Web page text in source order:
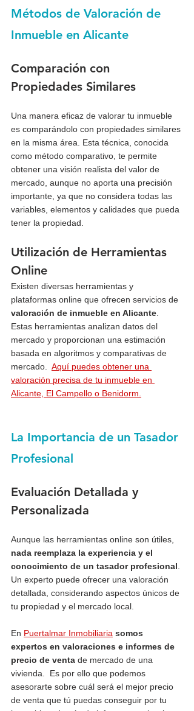
Métodos de Valoración de
Inmueble en Alicante
Comparación con
Propiedades Similares
Una manera eficaz de valorar tu inmueble
es comparándolo con propiedades similares
en la misma área. Esta técnica, conocida
como método comparativo, te permite
obtener una visión realista del valor de
mercado, aunque no aporta una precisión
importante, ya que no considera todas las
variables, elementos y calidades que pueda
tener la propiedad.
Utilización de Herramientas
Online
Existen diversas herramientas y
plataformas online que ofrecen servicios de
valoración de inmueble en Alicante
Estas herramientas analizan datos del
mercado y proporcionan una estimación
basada en algoritmos y comparativas de
mercado. Aquí puedes obtener una
valoración precisa de tu inmueble en
Alicante, El Campello o Benidorm.
La Importancia de un Tasador
Profesional
Evaluación Detallada y
Personalizada
Aunque las herramientas online son útiles,
nada reemplaza la experiencia y el
conocimiento de un tasador profesional
Un experto puede ofrecer una valoración
detallada, considerando aspectos únicos de
tu propiedad y el mercado local.
En Puertalmar Inmobiliaria somos
expertos en valoraciones e informes de
precio de venta de mercado de una
vivienda.  Es por ello que podemos
asesorarte sobre cuál será el mejor precio
de venta que tú puedas conseguir por tu